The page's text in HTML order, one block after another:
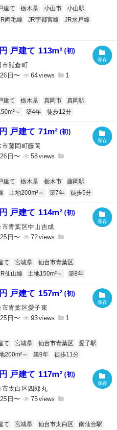
建て 栃木県 小山市
小山駅
両毛線 JR宇都宮線
JR水戸線
戸建て 113m² (初)
市熊倉町
日〜
64 1
建て 栃木県 真岡市
真岡駅
～ 築4年 徒歩12分
戸建て 71m² (初)
藤岡町藤岡
日〜
58
建て 栃木県 栃木市
藤岡駅
土地200m²～ 築7年 徒歩5分
戸建て 114m² (初)
青葉区中山吉成
日〜
72
て 宮城県
仙台市青葉区
仙山線 土地150m²～ 築8年
戸建て 157m² (初)
青葉区愛子東
日〜
93 1
て 宮城県 仙台市青葉区
愛子駅
200m²～ 築9年 徒歩11分
戸建て 117m² (初)
太白区四郎丸
日〜
75
て 宮城県 仙台市太白区 南仙台駅